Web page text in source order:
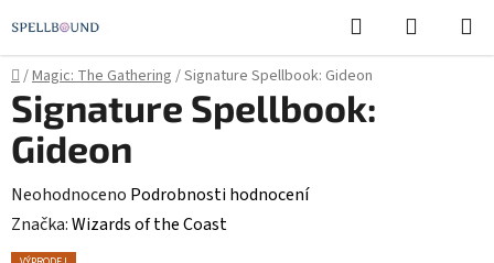
na
obsah
Hledat
KOŠÍK
Domů
/Magic: The Gathering /Signature Spellbook: Gideon
Signature Spellbook:
Gideon
Průměrné
hodnocení
produktu
Neohodnoceno Podrobnosti hodnocení
Značka:Wizards of the Coast